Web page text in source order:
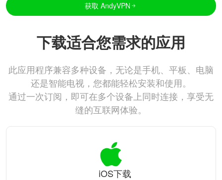
获取 AndyVPN
下载适合您需求的应用
此应用程序兼容多种设备，无论是手机、平板、电脑
还是智能电视，您都能轻松安装和使用。
通过一次订阅，即可在多个设备上同时连接，享受无
缝的互联网体验。
iOS下载